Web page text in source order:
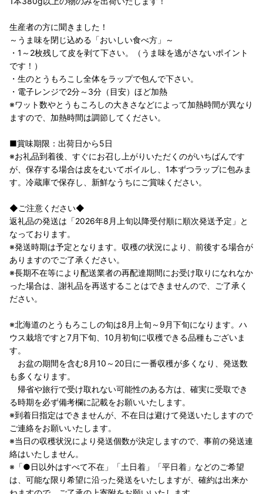
生産者の方に聞きました！
～うま味を閉じ込める「おいしい食べ方」～
・1～2枚残して皮を剥て下さい。（うま味を逃がさないポイント
です！）
・生のとうもろこし全体をラップで包んで下さい。
・電子レンジで2分～3分（目安）ほど加熱
※ワット数やとうもころしの大きさなどによって加熱時間が異なり
ますので、加熱時間は調節してください。
■賞味期限：出荷日から5日
※お礼品到着後、すぐにお召し上がりいただくのがいちばんです
が、保存する場合は皮をむいてボイルし、1本ずつラップに包みま
す。冷蔵庫で保存し、新鮮なうちにご賞味ください。
◆ご注意ください◆
返礼品の発送は「2026年8月上旬以降受付順に順次発送予定」と
なっております。
※発送時期は予定となります。収穫の状況により、前後する場合が
ありますのでご了承ください。
※長期不在等により配送業者の再配達期間にお受け取りになれなか
った場合は、謝礼品を再送することはできませんので、ご了承く
ださい。
※北海道のとうもろこしの旬は8月上旬～9月下旬になります。ハ
ウス栽培ですと7月下旬、10月初旬に収穫できる品種もございま
す。
お盆の期間を含む8月10～20日に一番収穫が多くなり、発送数
も多くなります。
帰省や旅行で受け取れない可能性のある方は、確実に受取でき
る時期を必ず備考欄に記載をお願いいたします。
※到着日指定はできませんが、不在日は避けて発送いたしますので
ご連絡をお願いいたします。
※当日の収穫状況により発送個数が決定しますので、事前の発送連
絡はいたしません。
※「●日以外はすべて不在」「土日着」「平日着」などのご希望
は、可能な限り希望に沿った発送をいたしますが、確約は出来か